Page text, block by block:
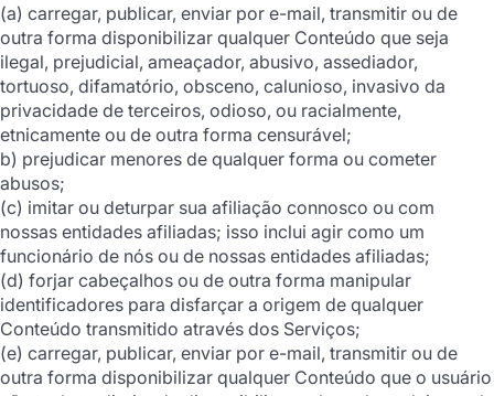
(a) carregar, publicar, enviar por e-mail, transmitir ou de
outra forma disponibilizar qualquer Conteúdo que seja
ilegal, prejudicial, ameaçador, abusivo, assediador,
tortuoso, difamatório, obsceno, calunioso, invasivo da
privacidade de terceiros, odioso, ou racialmente,
etnicamente ou de outra forma censurável;
b) prejudicar menores de qualquer forma ou cometer
abusos;
(c) imitar ou deturpar sua afiliação connosco ou com
nossas entidades afiliadas; isso inclui agir como um
funcionário de nós ou de nossas entidades afiliadas;
(d) forjar cabeçalhos ou de outra forma manipular
identificadores para disfarçar a origem de qualquer
Conteúdo transmitido através dos Serviços;
(e) carregar, publicar, enviar por e-mail, transmitir ou de
outra forma disponibilizar qualquer Conteúdo que o usuário